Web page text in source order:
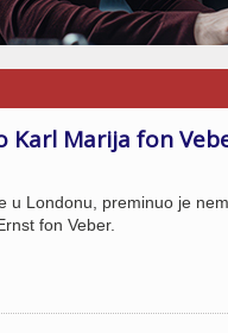
Karl Marija fon
u Londonu, preminuo je
fon Veber.